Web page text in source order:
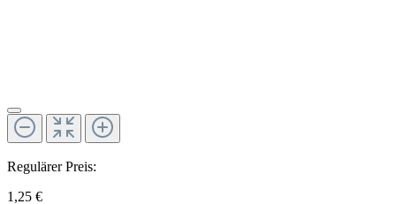
Regulärer Preis:
1,25 €